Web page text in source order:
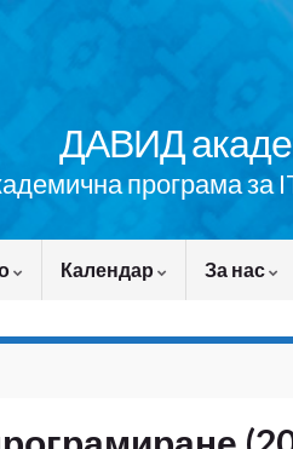
ДАВИД
програма за
Календар За нас